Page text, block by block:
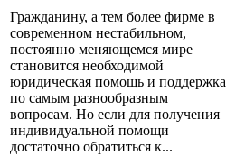
Гражданину, а тем более фирме в
современном нестабильном,
постоянно меняющемся мире
становится необходимой
юридическая помощь и поддержка
по самым разнообразным
вопросам. Но если для получения
индивидуальной помощи
достаточно обратиться к...